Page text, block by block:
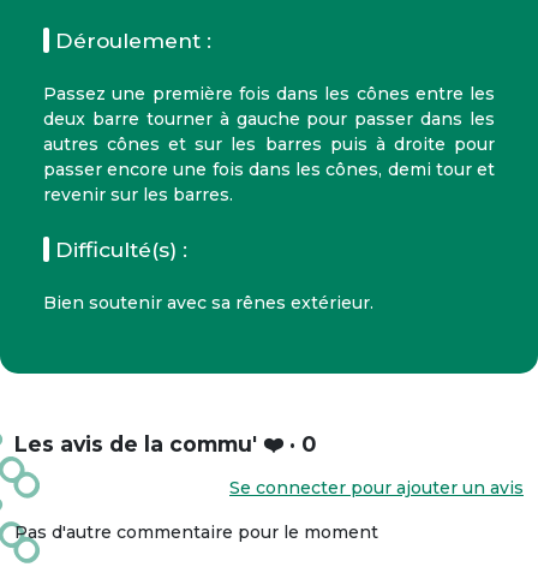
Déroulement :
Passez une première fois dans les cônes entre les
deux barre tourner à gauche pour passer dans les
autres cônes et sur les barres puis à droite pour
passer encore une fois dans les cônes, demi tour et
revenir sur les barres.
Difficulté(s) :
Bien soutenir avec sa rênes extérieur.
Les avis de la commu' ❤️ · 0
Se connecter pour ajouter un avis
Pas d'autre commentaire pour le moment